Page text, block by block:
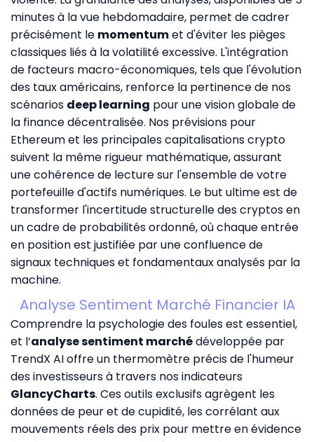
minutes à la vue hebdomadaire, permet de cadrer
précisément le momentumet d'éviter les pièges
classiques liés à la volatilité excessive. L'intégration
de facteurs macro-économiques, tels que l'évolution
des taux américains, renforce la pertinence de nos
scénarios deep learning pour une vision globale de
la finance décentralisée. Nos prévisions pour
Ethereum et les principales capitalisations crypto
suivent la même rigueur mathématique, assurant
une cohérence de lecture sur l'ensemble de votre
portefeuille d'actifs numériques. Le but ultime est de
transformer l'incertitude structurelle des cryptos en
un cadre de probabilités ordonné, où chaque entrée
en position est justifiée par une confluence de
signaux techniques et fondamentaux analysés par la
machine.
Analyse Sentiment Marché Financier IA
Comprendre la psychologie des foules est essentiel,
et l’analyse sentiment marchédéveloppée par
TrendX AI offre un thermomètre précis de l'humeur
des investisseurs à travers nos indicateurs
GlancyCharts. Ces outils exclusifs agrègent les
données de peur et de cupidité, les corrélant aux
mouvements réels des prix pour mettre en évidence